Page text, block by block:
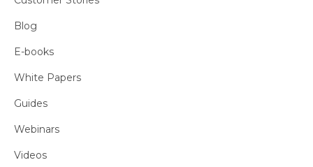
Blog
E-books
White Papers
Guides
Webinars
Videos